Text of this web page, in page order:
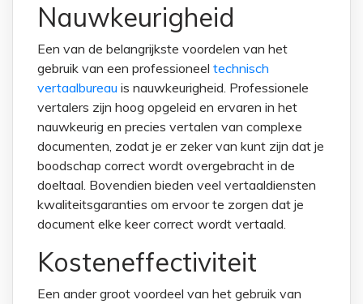
Nauwkeurigheid
Een van de belangrijkste voordelen van het
gebruik van een professioneel technisch
vertaalbureau is nauwkeurigheid. Professionele
vertalers zijn hoog opgeleid en ervaren in het
nauwkeurig en precies vertalen van complexe
documenten, zodat je er zeker van kunt zijn dat je
boodschap correct wordt overgebracht in de
doeltaal. Bovendien bieden veel vertaaldiensten
kwaliteitsgaranties om ervoor te zorgen dat je
document elke keer correct wordt vertaald.
Kosteneffectiviteit
Een ander groot voordeel van het gebruik van